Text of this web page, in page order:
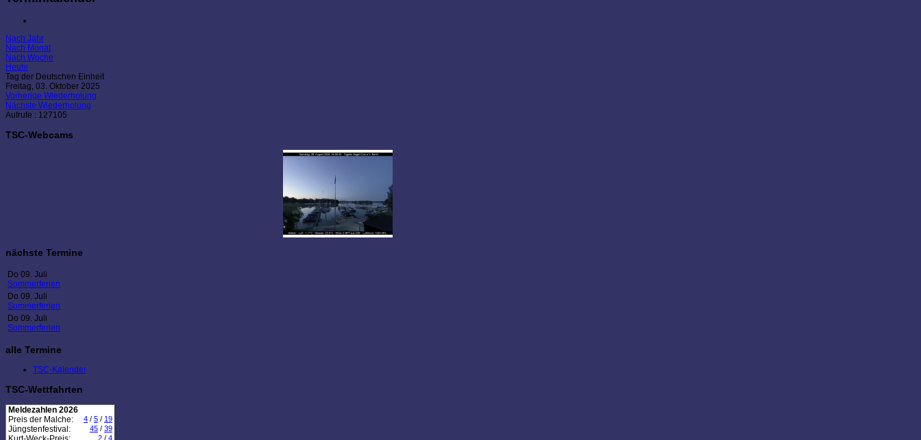
Nach Jahr
Nach Monat
Nach Woche
Heute
Tag der Deutschen Einheit
Freitag, 03. Oktober 2025
Vorherige Wiederholung
Nächste Wiederholung
Aufrufe : 127105
TSC-Webcams
nächste Termine
Do 09. Juli
Sommerferien
Do 09. Juli
Sommerferien
Do 09. Juli
Sommerferien
alle Termine
TSC-Kalender
TSC-Wettfahrten
Meldezahlen 2026
Preis der Malche:
4 / 5 / 19
Jüngstenfestival: 45 / 39
2 / 4